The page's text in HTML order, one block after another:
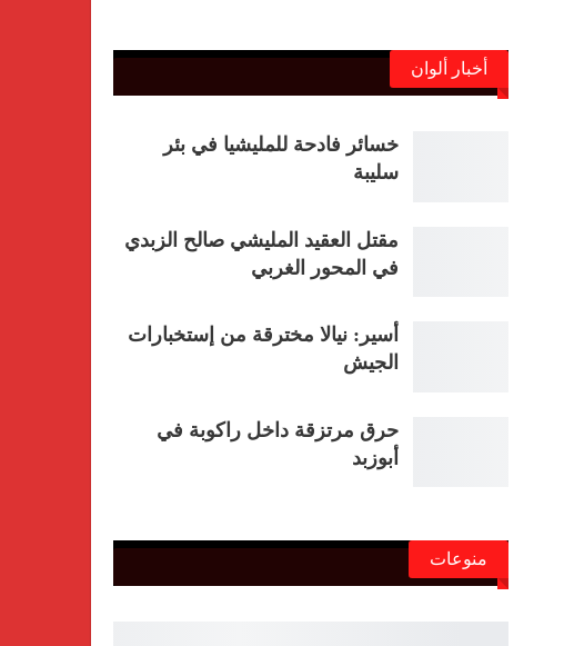
أخبار ألوان
خسائر فادحة للمليشيا في بئر
سليبة
مقتل العقيد المليشي صالح الزبدي
في المحور الغربي
أسير: نيالا مخترقة من إستخبارات
الجيش
حرق مرتزقة داخل راكوبة في
أبوزبد
منوعات